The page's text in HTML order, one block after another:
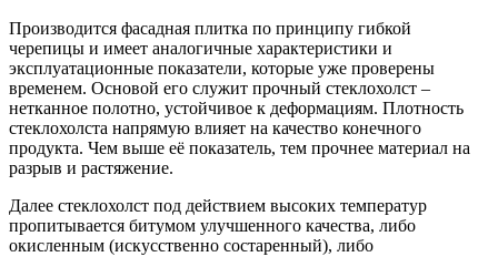
Производится фасадная плитка по принципу гибкой
черепицы и имеет аналогичные характеристики и
эксплуатационные показатели, которые уже проверены
временем. Основой его служит прочный стеклохолст –
нетканное полотно, устойчивое к деформациям. Плотность
стеклохолста напрямую влияет на качество конечного
продукта. Чем выше её показатель, тем прочнее материал на
разрыв и растяжение.
Далее стеклохолст под действием высоких температур
пропитывается битумом улучшенного качества, либо
окисленным (искусственно состаренный), либо